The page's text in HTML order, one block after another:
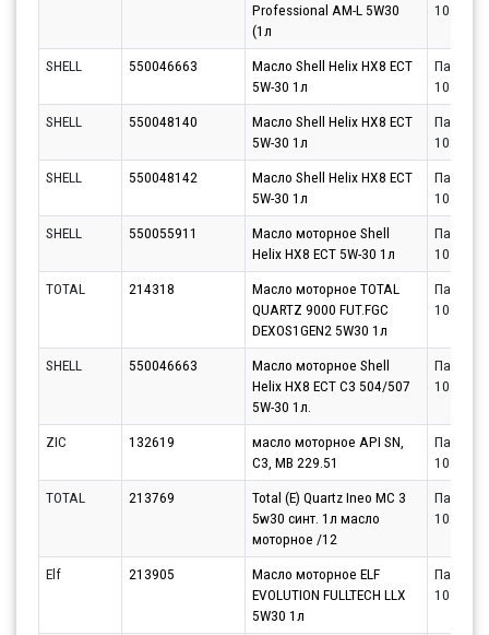
Professional AM-L 5W30
(1л
SHELL 550046663
Масло Shell Helix HX8 ECT
5W-30 1л
Партнёр
SHELL
550048140
Масло Shell Helix HX8 ECT
5W-30 1л
Партнёр
SHELL
550048142
Масло Shell Helix HX8 ECT
5W-30 1л
Партнёр
SHELL
550055911
Масло моторное Shell
Helix HX8 ECT 5W-30 1л
Партнёр
TOTAL
214318
Масло моторное TOTAL
QUARTZ 9000 FUT.FGC
DEXOS1GEN2 5W30 1л
Партнёр
SHELL 550046663
Масло моторное Shell
Helix HX8 ECT C3 504/507
5W-30 1л.
Партнёр
ZIC 132619
масло моторное API SN,
C3, MB 229.51
Партнёр
TOTAL
213769
Total (E) Quartz Ineo MC 3
5w30 синт. 1л масло
моторное /12
Партнёр
Elf 213905
Масло моторное ELF
EVOLUTION FULLTECH LLX
5W30 1л
Партнёр